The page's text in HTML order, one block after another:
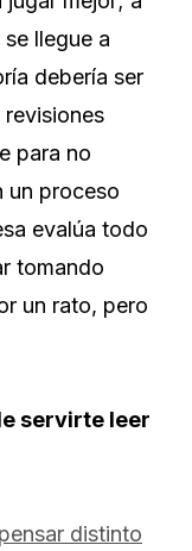
llegue a
debería ser
para no
un proceso
evalúa todo
tomando
un rato, pero
servirte leer
distinto